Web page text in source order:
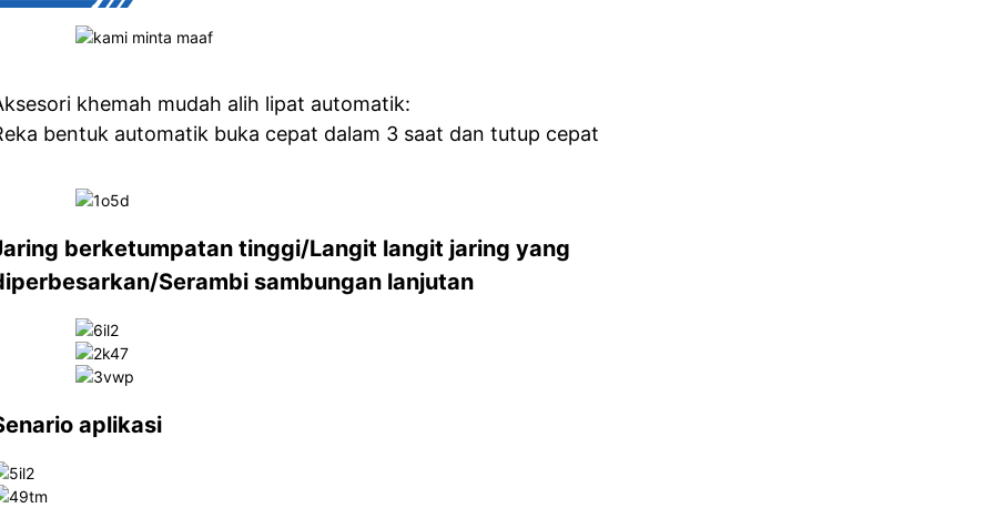
khemah mudah alih lipat automatik:
bentuk automatik buka cepat dalam 3 saat dan tutup cepat
berketumpatan tinggi/Langit langit jaring yang
Serambi sambungan lanjutan
aplikasi